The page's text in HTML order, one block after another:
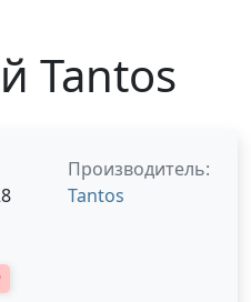
Tantos
Производитель:
Tantos